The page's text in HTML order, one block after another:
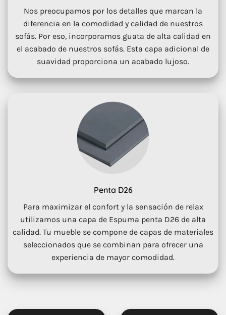
Nos preocupamos por los detalles que marcan la
diferencia en la comodidad y calidad de nuestros
sofás. Por eso, incorporamos guata de alta calidad en
el acabado de nuestros sofás. Esta capa adicional de
suavidad proporciona un acabado lujoso.
Penta D26
Para maximizar el confort y la sensación de relax
utilizamos una capa de Espuma penta D26 de alta
calidad. Tu mueble se compone de capas de materiales
seleccionados que se combinan para ofrecer una
experiencia de mayor comodidad.